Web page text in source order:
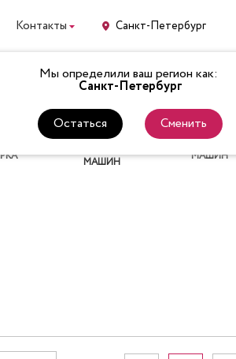
Контакты Санкт-Петербург
Мы определили ваш регион как:
Санкт-Петербург
Остаться Сменить
ВХОД
ЛАПКИ
ДЛЯ
МАШИН
ИГЛЫ ДЛЯ
ШВЕЙНЫХ
МАШИН